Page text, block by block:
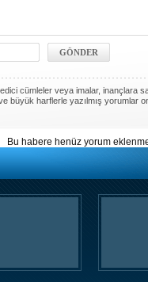
cümleler veya imalar, inançlara
büyük harflerle yazılmış yorumlar
Bu habere henüz yorum